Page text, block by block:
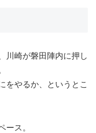
川崎が磐田陣内に押し
をやるか、というとこ
ース。